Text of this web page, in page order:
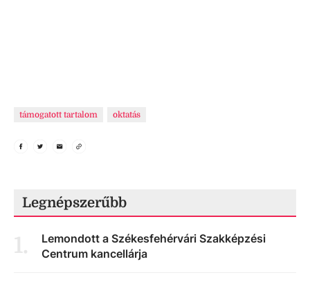
támogatott tartalom oktatás
Legnépszerűbb
1.
Lemondott a Székesfehérvári Szakképzési
Centrum kancellárja